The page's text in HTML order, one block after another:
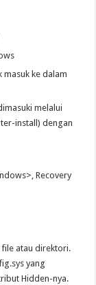
masuk ke dalam
melalui
install) dengan
Recovery
atau direktori.
yang
Hidden-nya.